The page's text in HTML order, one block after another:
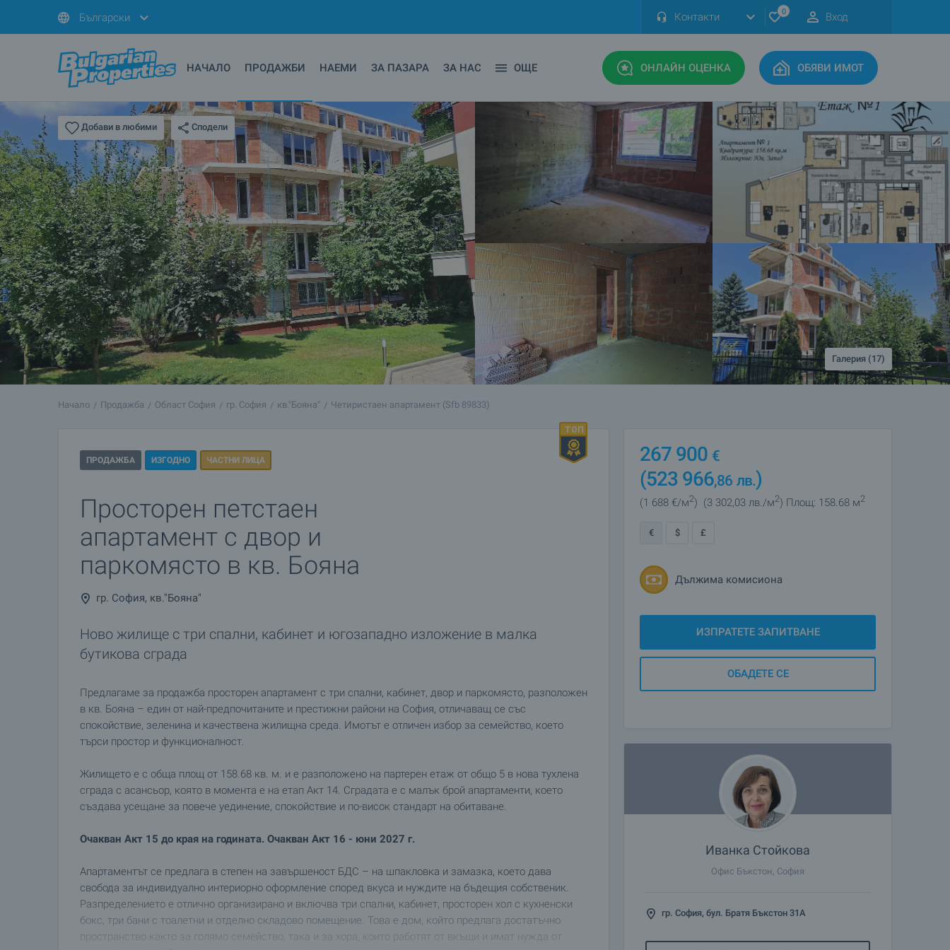
Български Контакти 0 Вход
НАЧАЛО ПРОДАЖБИ НАЕМИ ЗА ПАЗАРА ЗА НАС ОЩЕ ОНЛАЙН ОЦЕНКА ОБЯВИ ИМОТ
Добави в любими Сподели
Галерия (17)
Начало Продажба Област София гр. София кв."Бояна" Четиристаен апартамент (Sfb 89833)
ПРОДАЖБА ИЗГОДНО ЧАСТНИ ЛИЦА
Просторен петстаен
апартамент с двор и
паркомясто в кв. Бояна
гр. София, кв."Бояна"
Ново жилище с три спални, кабинет и югозападно изложение в малка
бутикова сграда
Предлагаме за продажба просторен апартамент с три спални, кабинет, двор и паркомясто, разположен
в кв. Бояна – един от най-предпочитаните и престижни райони на София, отличаващ се със
спокойствие, зеленина и качествена жилищна среда. Имотът е отличен избор за семейство, което
търси простор и функционалност.
Жилището е с обща площ от 158.68 кв. м. и е разположено на партерен етаж от общо 5 в нова тухлена
сграда с асансьор, която в момента е на етап Акт 14. Сградата е с малък брой апартаменти, което
създава усещане за повече уединение, спокойствие и по-висок стандарт на обитаване.
Очакван Акт 15 до края на годината. Очакван Акт 16 - юни 2027 г.
Апартаментът се предлага в степен на завършеност БДС – на шпакловка и замазка, което дава
свобода за индивидуално интериорно оформление според вкуса и нуждите на бъдещия собственик.
Разпределението е отлично организирано и включва три спални, кабинет, просторен хол с кухненски
бокс, три бани с тоалетни и отделно складово помещение. Това е дом, който предлага достатъчно
пространство както за голямо семейство, така и за хора, които работят от вкъщи и имат нужда от
267 900 €
(523 966,86 лв.)
(1 688 €/м2) (3 302,03 лв./м2) Площ: 158.68 м2
€ $ £
Дължима комисиона
ИЗПРАТЕТЕ ЗАПИТВАНЕ
ОБАДЕТЕ СЕ
Иванка Стойкова
Офис Бъкстон, София
гр. София, бул. Братя Бъкстон 31А